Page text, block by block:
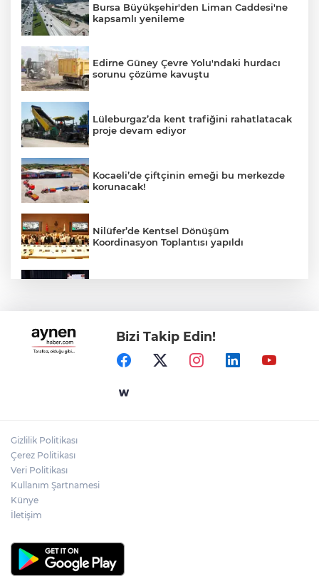
Bursa Büyükşehir'den Liman Caddesi'ne
kapsamlı yenileme
Edirne Güney Çevre Yolu'ndaki hurdacı
sorunu çözüme kavuştu
Lüleburgaz’da kent trafiğini rahatlatacak
proje devam ediyor
Kocaeli’de çiftçinin emeği bu merkezde
korunacak!
Nilüfer’de Kentsel Dönüşüm
Koordinasyon Toplantısı yapıldı
Başkan Akın Burhaniye’deki Satranç
Turnuvası Ödül Töreni’ne katıldı
Bahçelievler’de ‘Açık Hava Yaz
Bizi Takip Edin!
Gizlilik Politikası
Çerez Politikası
Veri Politikası
Kullanım Şartnamesi
Künye
İletişim